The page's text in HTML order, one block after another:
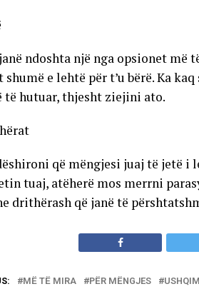
ndoshta një nga opsionet
shumë e lehtë për t’u bërë. Ka
të hutuar, thjesht ziejini ato.
që mëngjesi juaj të jetë i
tuaj, atëherë mos merrni
drithërash që janë të
MË TË MIRA PËR MËNGJES